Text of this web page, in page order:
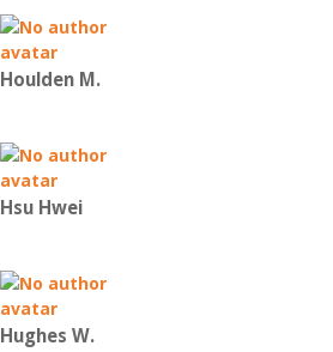
Houlden M.
Hsu Hwei
Hughes W.